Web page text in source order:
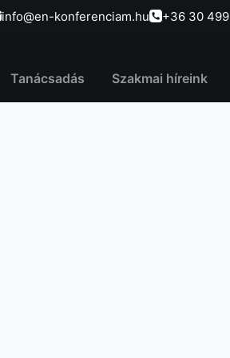
info@en-konferenciam.hu +36 30
Tanácsadás Szakmai híreink